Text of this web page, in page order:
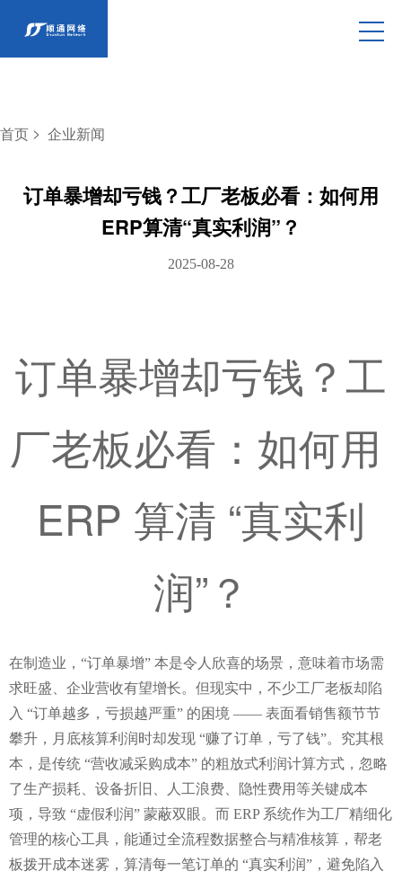
首页 > 企业新闻
订单暴增却亏钱？工厂老板必看：如何用
ERP算清“真实利润”？
2025-08-28
订单暴增却亏钱？工
厂老板必看：如何用
ERP 算清 “真实利
润”？
在制造业，“订单暴增” 本是令人欣喜的场景，意味着市场需
求旺盛、企业营收有望增长。但现实中，不少工厂老板却陷
入 “订单越多，亏损越严重” 的困境 —— 表面看销售额节节
攀升，月底核算利润时却发现 “赚了订单，亏了钱”。究其根
本，是传统 “营收减采购成本” 的粗放式利润计算方式，忽略
了生产损耗、设备折旧、人工浪费、隐性费用等关键成本
项，导致 “虚假利润” 蒙蔽双眼。而 ERP 系统作为工厂精细化
管理的核心工具，能通过全流程数据整合与精准核算，帮老
板拨开成本迷雾，算清每一笔订单的 “真实利润”，避免陷入